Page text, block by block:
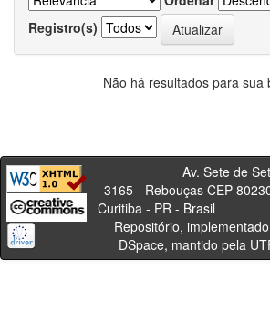
Registro(s)
Não há resultados para sua
Av. Sete de
3165 - Rebouças CEP
Curitiba - PR -
Repositório,
DSpace, mantido pela